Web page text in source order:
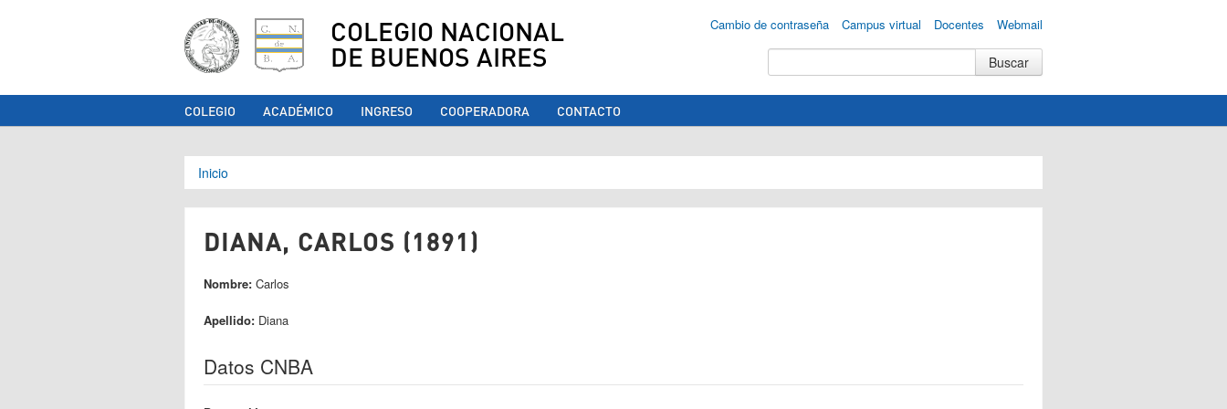
COLEGIO NACIONAL
DE BUENOS AIRES
Cambio de contraseña Campus virtual Docentes Webmail
COLEGIO ACADÉMICO INGRESO COOPERADORA CONTACTO
Se encuentra usted aquí
Inicio
DIANA, CARLOS (1891)
Nombre: Carlos
Apellido: Diana
Datos CNBA